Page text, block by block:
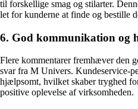
til forskellige smag og stilarter.
let for kunderne at finde og bestille
6. God kommunikation og
Flere kommentarer fremhæver den
svar fra M Univers. Kundeservice-
hjælpsomt, hvilket skaber tryghed
positive oplevelse af virksomheden.